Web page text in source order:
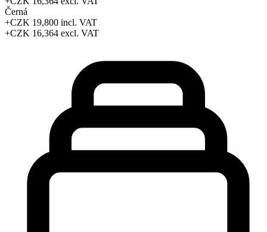
Černá
+CZK 19,800 incl. VAT
+CZK 16,364 excl. VAT